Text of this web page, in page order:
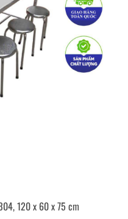
120 x 60 x 75 cm